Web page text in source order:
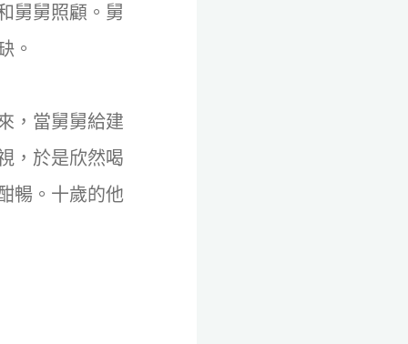
舅舅照顧。舅
。
，當舅舅給建
，於是欣然喝
暢。十歲的他